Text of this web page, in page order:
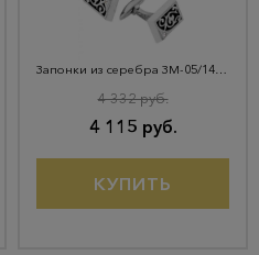
Запонки из серебра ЗМ-05/14 Родир
4 115 руб.
4 332 руб.
КУПИТЬ